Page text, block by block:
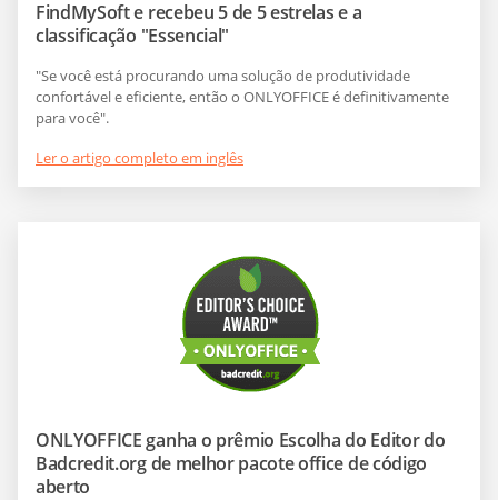
FindMySoft e recebeu 5 de 5 estrelas e a
classificação "Essencial"
"Se você está procurando uma solução de produtividade
confortável e eficiente, então o ONLYOFFICE é definitivamente
para você".
Ler o artigo completo em inglês
ONLYOFFICE ganha o prêmio Escolha do Editor do
Badcredit.org de melhor pacote office de código
aberto